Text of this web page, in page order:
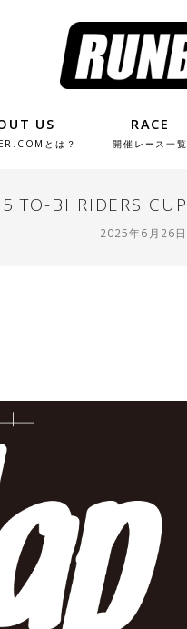
US
とは？
RACE
開催レース一覧
TO-BI RIDERS
2025年6月26日